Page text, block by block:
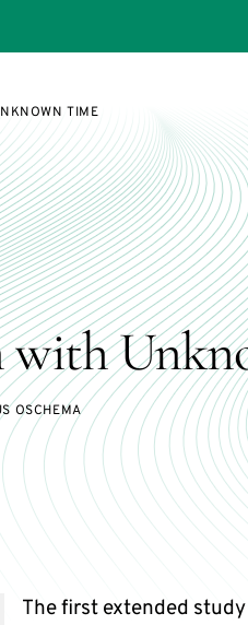
TIME
with
OSCHEMA
The first extended